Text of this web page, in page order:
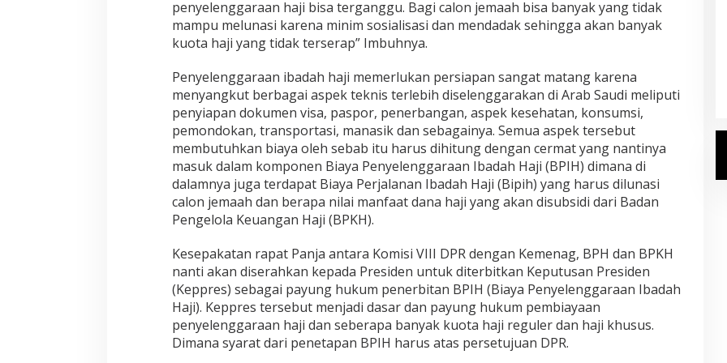
penyelenggaraan haji bisa terganggu. Bagi calon jemaah bisa banyak yang tidak
mampu melunasi karena minim sosialisasi dan mendadak sehingga akan banyak
kuota haji yang tidak terserap” Imbuhnya.
Penyelenggaraan ibadah haji memerlukan persiapan sangat matang karena
menyangkut berbagai aspek teknis terlebih diselenggarakan di Arab Saudi meliputi
penyiapan dokumen visa, paspor, penerbangan, aspek kesehatan, konsumsi,
pemondokan, transportasi, manasik dan sebagainya. Semua aspek tersebut
membutuhkan biaya oleh sebab itu harus dihitung dengan cermat yang nantinya
masuk dalam komponen Biaya Penyelenggaraan Ibadah Haji (BPIH) dimana di
dalamnya juga terdapat Biaya Perjalanan Ibadah Haji (Bipih) yang harus dilunasi
calon jemaah dan berapa nilai manfaat dana haji yang akan disubsidi dari Badan
Pengelola Keuangan Haji (BPKH).
Kesepakatan rapat Panja antara Komisi VIII DPR dengan Kemenag, BPH dan BPKH
nanti akan diserahkan kepada Presiden untuk diterbitkan Keputusan Presiden
(Keppres) sebagai payung hukum penerbitan BPIH (Biaya Penyelenggaraan Ibadah
Haji). Keppres tersebut menjadi dasar dan payung hukum pembiayaan
penyelenggaraan haji dan seberapa banyak kuota haji reguler dan haji khusus.
Dimana syarat dari penetapan BPIH harus atas persetujuan DPR.
Di Haji | Senin, 20 Juli 2026